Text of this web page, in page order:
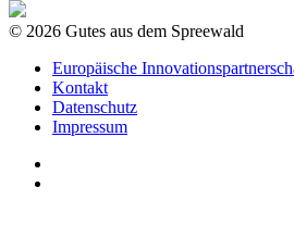
© 2026 Gutes aus dem Spreewald
Europäische
Kontakt
Datenschutz
Impressum